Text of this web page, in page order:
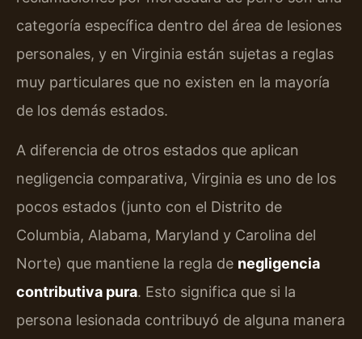
categoría específica dentro del área de lesiones
personales, y en Virginia están sujetas a reglas
muy particulares que no existen en la mayoría
de los demás estados.
A diferencia de otros estados que aplican
negligencia comparativa, Virginia es uno de los
pocos estados (junto con el Distrito de
Columbia, Alabama, Maryland y Carolina del
Norte) que mantiene la regla de negligencia
contributiva pura. Esto significa que si la
persona lesionada contribuyó de alguna manera